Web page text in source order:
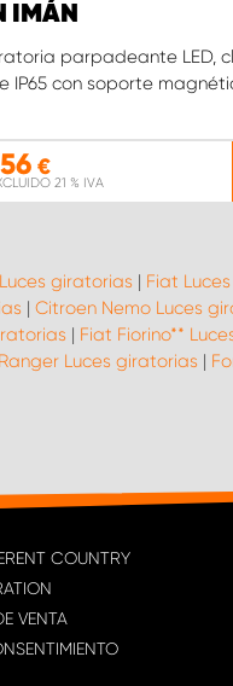
IMÁN
parpadeante LED,
IP65 con soporte
€
21 % IVA
giratorias | Fiat
| Citroen Nemo Luces
| Fiat Fiorino**
Luces giratorias |
COUNTRY
VENTA